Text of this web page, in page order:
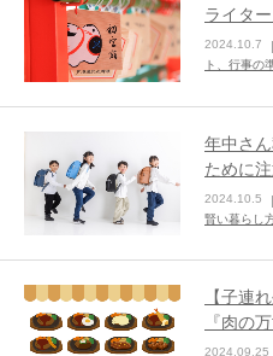
ライタ
2024.10.7
ト、行事の
年中さ
ために
2024.10.5
賢い暮らし
【子連
『肉の万
2024.09.25
セカンドキャリア
暮らしの小ワザ
子育て
特集